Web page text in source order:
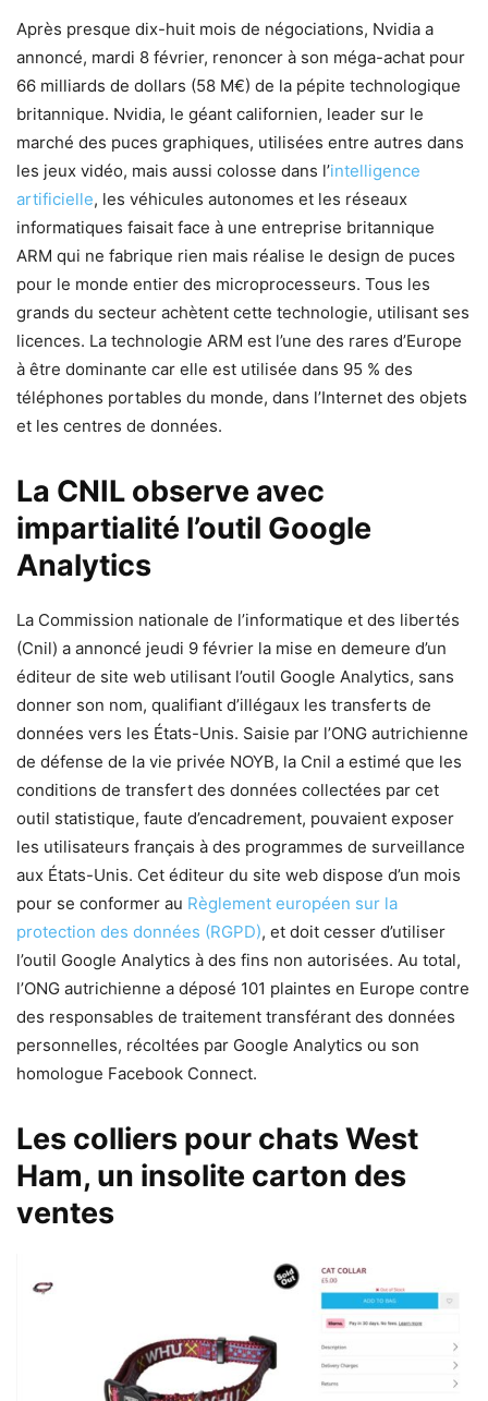
Après presque dix-huit mois de négociations, Nvidia a
annoncé, mardi 8 février, renoncer à son méga-achat pour
66 milliards de dollars (58 M€) de la pépite technologique
britannique. Nvidia, le géant californien, leader sur le
marché des puces graphiques, utilisées entre autres dans
les jeux vidéo, mais aussi colosse dans l’intelligence
artificielle, les véhicules autonomes et les réseaux
informatiques faisait face à une entreprise britannique
ARM qui ne fabrique rien mais réalise le design de puces
pour le monde entier des microprocesseurs. Tous les
grands du secteur achètent cette technologie, utilisant ses
licences. La technologie ARM est l’une des rares d’Europe
à être dominante car elle est utilisée dans 95 % des
téléphones portables du monde, dans l’Internet des objets
et les centres de données.
La CNIL observe avec
impartialité l’outil Google
Analytics
La Commission nationale de l’informatique et des libertés
(Cnil) a annoncé jeudi 9 février la mise en demeure d’un
éditeur de site web utilisant l’outil Google Analytics, sans
donner son nom, qualifiant d’illégaux les transferts de
données vers les États-Unis. Saisie par l’ONG autrichienne
de défense de la vie privée NOYB, la Cnil a estimé que les
conditions de transfert des données collectées par cet
outil statistique, faute d’encadrement, pouvaient exposer
les utilisateurs français à des programmes de surveillance
aux États-Unis. Cet éditeur du site web dispose d’un mois
pour se conformer au Règlement européen sur la
protection des données (RGPD), et doit cesser d’utiliser
l’outil Google Analytics à des fins non autorisées. Au total,
l’ONG autrichienne a déposé 101 plaintes en Europe contre
des responsables de traitement transférant des données
personnelles, récoltées par Google Analytics ou son
homologue Facebook Connect.
Les colliers pour chats West
Ham, un insolite carton des
ventes